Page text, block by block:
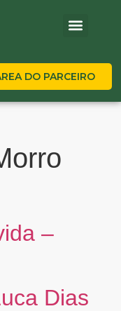
DO PARCEIRO
–
Dias